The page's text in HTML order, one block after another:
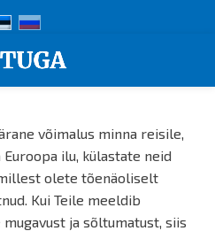
võimalus minna reisile,
ilu, külastate neid
olete tõenäoliselt
Kui Teile meeldib
ja sõltumatust, siis